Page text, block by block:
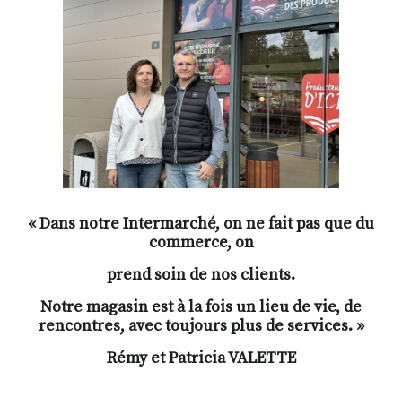
« Dans notre Intermarché, on ne fait pas que du
commerce, on
prend soin de nos clients.
Notre magasin est à la fois un lieu de vie, de
rencontres, avec toujours plus de services. »
Rémy et Patricia VALETTE